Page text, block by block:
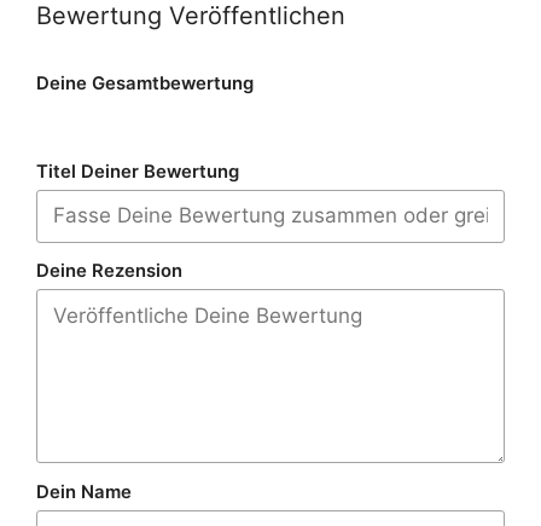
Bewertung Veröffentlichen
Deine Gesamtbewertung
Titel Deiner Bewertung
Deine Rezension
Dein Name